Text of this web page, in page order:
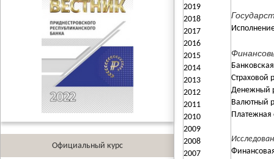
Официальный курс
2019
2018
2017
2016
2015
2014
2013
2012
2011
2010
2009
2008
2007
Страховой
Денежный
Валютный
Платежная